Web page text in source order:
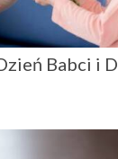
Babci i